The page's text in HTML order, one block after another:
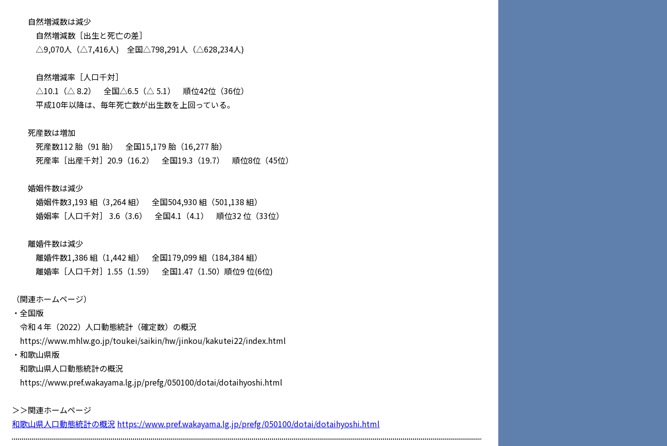
自然増減数は減少
自然増減数［出生と死亡の差］
△9,070人（△7,416人) 全国△798,291人（△628,234人)
自然増減率［人口千対］
△10.1（△ 8.2） 全国△6.5（△ 5.1） 順位42位（36位）
平成10年以降は、毎年死亡数が出生数を上回っている。
死産数は増加
死産数112 胎（91 胎） 全国15,179 胎（16,277 胎）
死産率［出産千対］20.9（16.2） 全国19.3（19.7） 順位8位（45位）
婚姻件数は減少
婚姻件数3,193 組（3,264 組） 全国504,930 組（501,138 組）
婚姻率［人口千対］ 3.6（3.6） 全国4.1（4.1） 順位32 位（33位）
離婚件数は減少
離婚件数1,386 組（1,442 組） 全国179,099 組（184,384 組）
離婚率［人口千対］1.55（1.59） 全国1.47（1.50）順位9 位(6位)
（関連ホームページ）
・全国版
令和４年（2022）人口動態統計（確定数）の概況
https://www.mhlw.go.jp/toukei/saikin/hw/jinkou/kakutei22/index.html
・和歌山県版
和歌山県人口動態統計の概況
https://www.pref.wakayama.lg.jp/prefg/050100/dotai/dotaihyoshi.html
＞＞関連ホームページ
和歌山県人口動態統計の概況 https://www.pref.wakayama.lg.jp/prefg/050100/dotai/dotaihyoshi.html